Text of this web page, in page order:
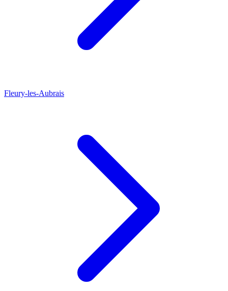
Fleury-les-Aubrais